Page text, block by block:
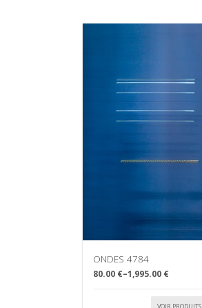
ONDES 4784
80.00 €–1,995.00 €
VOIR PRODUITS